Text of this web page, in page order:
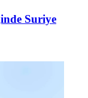
Suriye